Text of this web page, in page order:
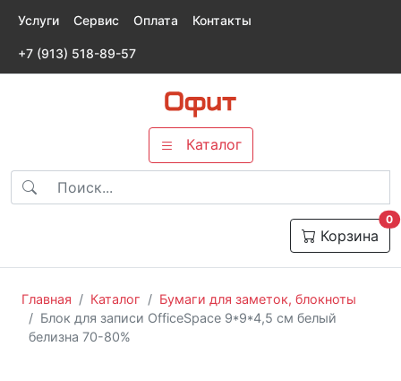
Услуги Сервис Оплата Контакты
+7 (913) 518-89-57
Каталог
Корзина
0
Главная Каталог
Бумаги для заметок, блокноты
Блок для записи OfficeSpace 9*9*4,5 см белый
белизна 70-80%